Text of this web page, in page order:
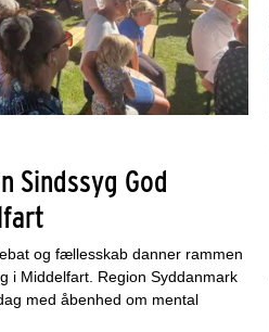
Sindssyg God
og fællesskab danner rammen
i Middelfart. Region Syddanmark
med åbenhed om mental